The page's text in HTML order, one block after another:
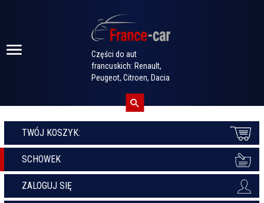
Części do aut
francuskich: Renault,
Peugeot, Citroen, Dacia
TWÓJ KOSZYK:
SCHOWEK
ZALOGUJ SIĘ